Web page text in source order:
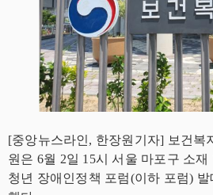
[중앙뉴스라인, 한장원기자] 보건복
원은 6월 2일 15시 서울 마포구 소재
청년 장애인정책 포럼(이하 포럼) 발